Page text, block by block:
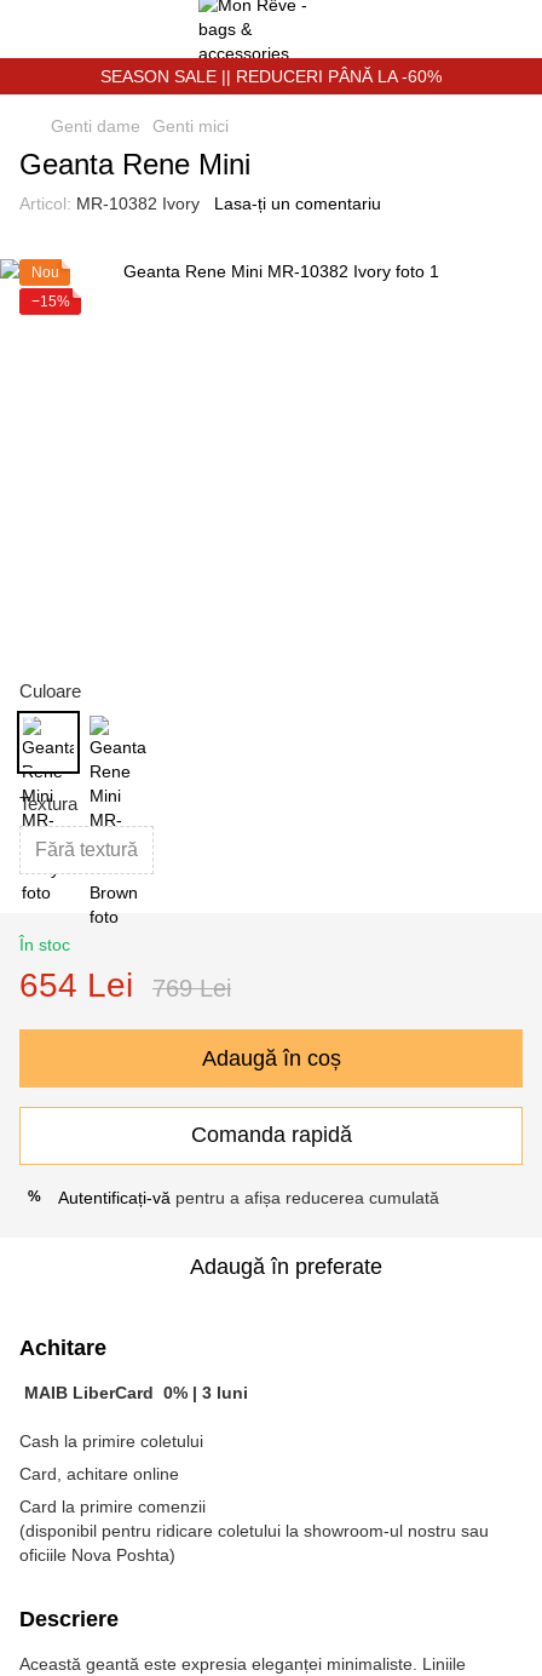
SEASON SALE || REDUCERI PÂNĂ LA -60%
Genti dame Genti miсi
Geanta Rene Mini
Articol: MR-10382 Ivory Lasa-ți un comentariu
Nou
−15%
Culoare
Textura
Fără textură
În stoc
654 Lei 769 Lei
Adaugă în coș
Comanda rapidă
% Autentificați-vă pentru a afișa reducerea cumulată
Adaugă în preferate
Achitare
MAIB LiberCard 0% | 3 luni
Cash la primire coletului
Card, achitare online
Card la primire comenzii
(disponibil pentru ridicare coletului la showroom-ul nostru sau
oficiile Nova Poshta)
Descriere
Această geantă este expresia eleganței minimaliste. Liniile